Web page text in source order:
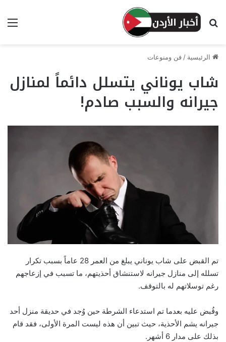
بحث عن
الرئيسية / فن ومنوعات
شاب يوناني يتسلل دائماً لمنازل
جيرانه والسبب صادم!
تم القبض على شاب يوناني يبلغ من العمر 28 عاماً بسبب تكرار
تسلله إلى منازل جيرانه لاستنشاق أحذيتهم، ما تسبب في إزعاجهم
رغم توسلاتهم له بالتوقف.
وقُبض عليه بعدما تم استدعاء الشرطة حين وُجد في حديقة منزل أحد
جيرانه يشم الأحذية، حيث تبين أن هذه ليست المرة الأولى، فقد قام
بذلك على مدار 6 أشهر.